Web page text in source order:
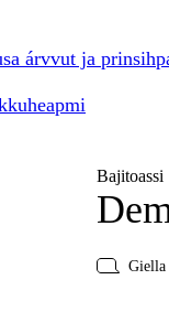
árvvut ja
Bajitoassi
Giella